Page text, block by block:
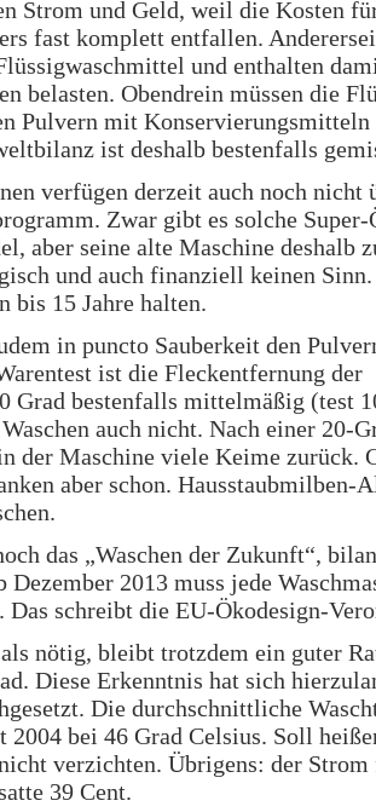
Strom und Geld, weil die Kosten
fast komplett entfallen.
und enthalten
belasten. Obendrein müssen die
Pulvern mit
ist deshalb bestenfalls
verfügen derzeit auch noch nicht
Zwar gibt es solche Super-
aber seine alte Maschine deshalb
und auch finanziell keinen
bis 15 Jahre halten.
in puncto Sauberkeit den
ist die Fleckentfernung der
Grad bestenfalls mittelmäßig (test
auch nicht. Nach einer 20-
der Maschine viele Keime zurück.
aber schon. Hausstaubmilben-
das „Waschen der Zukunft“,
2013 muss jede
Das schreibt die EU-Ökodesign-
nötig, bleibt trotzdem ein guter
Diese Erkenntnis hat sich
Die durchschnittliche
2004 bei 46 Grad Celsius. Soll
verzichten. Übrigens: der Strom
39 Cent.